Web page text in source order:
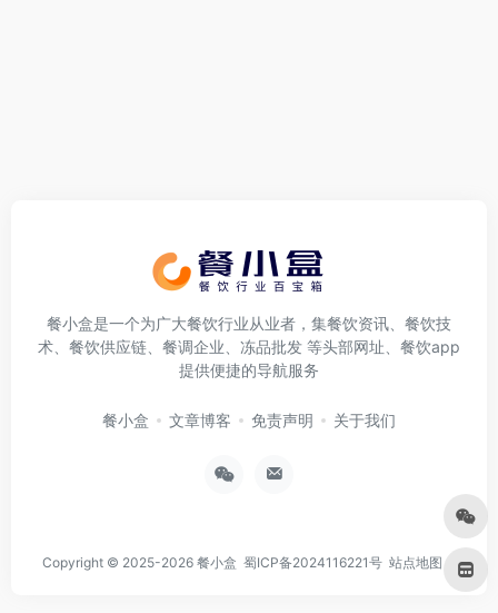
餐小盒是一个为广大餐饮行业从业者，集餐饮资讯、餐饮技
术、餐饮供应链、餐调企业、冻品批发 等头部网址、餐饮app
提供便捷的导航服务
餐小盒 文章博客 免责声明 关于我们
Copyright © 2025-2026 餐小盒 蜀ICP备2024116221号 站点地图